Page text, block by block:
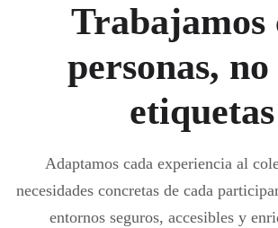
Trabajamos
personas,
etiquetas
Adaptamos cada experiencia al
necesidades concretas de cada
entornos seguros, accesibles y